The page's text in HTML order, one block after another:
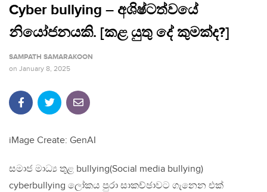
Cyber bullying – අශිෂ්ටත්වයේ
නියෝජනයකි. [කළ යුතු දේ කුමක්ද?]
SAMPATH SAMARAKOON
on January 8, 2025
iMage Create: GenAI
සමාජ මාධ්‍ය තුළ bullying(Social media bullying)
cyberbullying ලෝකය පුරා සාකච්ඡාවට ගැනෙන එක්